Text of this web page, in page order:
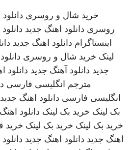
خرید شال و روسری
روسری دانلود اهنگ جدید
اینستاگرام دانلود اهنگ جدید
لینک خرید شال و روسری
جدید دانلود آهنگ جدید دانلود
مترجم انگلیسی فارسی
انگلیسی فارسی دانلود اهنگ جدید
بک لینک خرید بک لینک دانلود
خرید بک لینک خرید بک لینک خرید
اهنگ جدید دانلود اهنگ جدید